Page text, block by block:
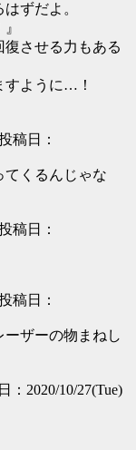
ずだよ。
させる力もある
すように…！
稿日：
てくるんじゃな
稿日：
稿日：
ザーの物まねし
：2020/10/27(Tue)